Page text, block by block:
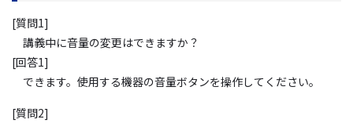
[質問1]
講義中に音量の変更はできますか？
[回答1]
できます。使用する機器の音量ボタンを操作してください。
[質問2]